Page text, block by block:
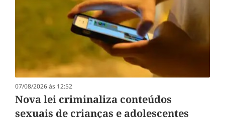
07/08/2026 às 12:52
Nova lei criminaliza conteúdos
sexuais de crianças e adolescentes